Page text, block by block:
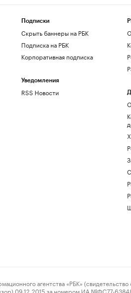
Подписки
Скрыть баннеры на РБК
Подписка на РБК
Корпоративная подписка
Уведомления
RSS Новости
агентства «РБК» (свидетельство
09.12.2015 за номером ИА №ФС77-